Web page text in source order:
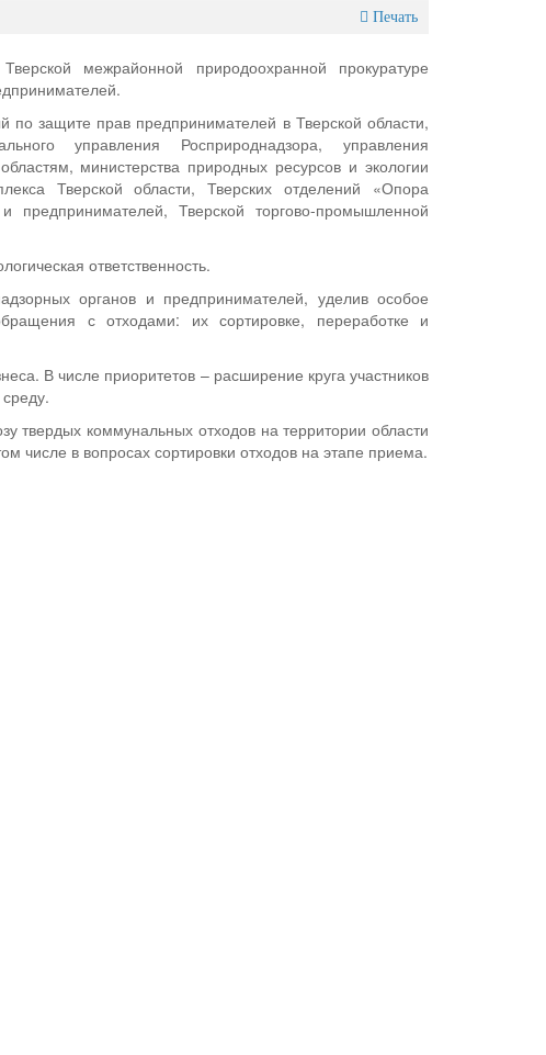
Печать
межрайонной природоохранной прокуратуре
защите прав предпринимателей в Тверской области,
управления Росприроднадзора, управления
министерства природных ресурсов и экологии
Тверской области, Тверских отделений «Опора
предпринимателей, Тверской торгово-промышленной
ответственность.
органов и предпринимателей, уделив особое
с отходами: их сортировке, переработке и
В числе приоритетов – расширение круга участников
твердых коммунальных отходов на территории области
числе в вопросах сортировки отходов на этапе приема.